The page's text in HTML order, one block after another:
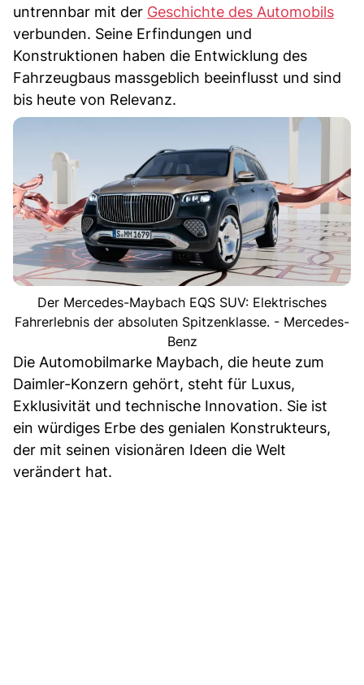
untrennbar mit der Geschichte des Automobils
verbunden. Seine Erfindungen und
Konstruktionen haben die Entwicklung des
Fahrzeugbaus massgeblich beeinflusst und sind
bis heute von Relevanz.
Der Mercedes-Maybach EQS SUV: Elektrisches
Fahrerlebnis der absoluten Spitzenklasse. - Mercedes-
Benz
Die Automobilmarke Maybach, die heute zum
Daimler-Konzern gehört, steht für Luxus,
Exklusivität und technische Innovation. Sie ist
ein würdiges Erbe des genialen Konstrukteurs,
der mit seinen visionären Ideen die Welt
verändert hat.